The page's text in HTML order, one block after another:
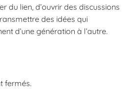
du lien, d’ouvrir des discussions
des idées qui
d’une génération à l’autre.
fermés.